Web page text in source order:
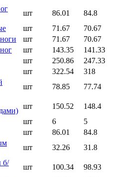
шт 86.01
84.8
шт 71.67
70.67
шт 71.67
70.67
шт 143.35
141.33
шт 250.86
247.33
шт 322.54
318
шт 78.85
77.74
шт 150.52
148.4
шт 6
5
шт 86.01
84.8
шт 32.26
31.8
б/
шт 100.34
98.93